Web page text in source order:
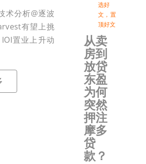
术分析@逐波
有望上挑
置业上升动
选好
文 ， 置
顶好文
从卖
房到
放贷
东盈
为何
突然
押注
摩多
贷
款？